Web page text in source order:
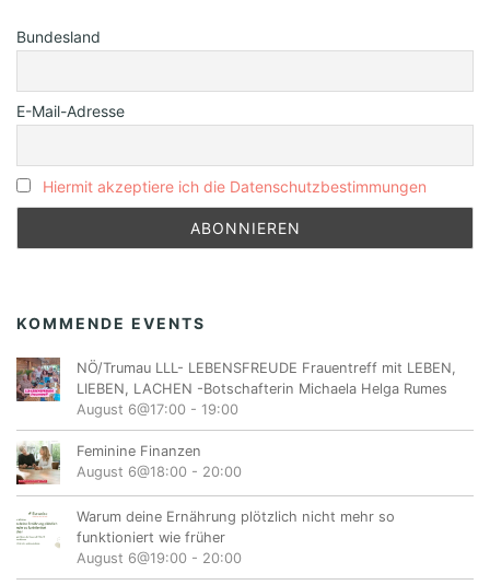
Bundesland
E-Mail-Adresse
Hiermit akzeptiere ich die Datenschutzbestimmungen
KOMMENDE EVENTS
NÖ/Trumau LLL- LEBENSFREUDE Frauentreff mit LEBEN,
LIEBEN, LACHEN -Botschafterin Michaela Helga Rumes
August 6@17:00 - 19:00
Feminine Finanzen
August 6@18:00 - 20:00
Warum deine Ernährung plötzlich nicht mehr so
funktioniert wie früher
August 6@19:00 - 20:00